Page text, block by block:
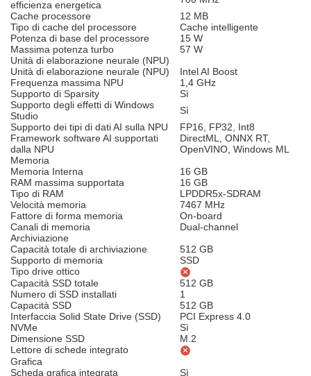
efficienza energetica
Cache processore
12 MB
Tipo di cache del processore
Cache intelligente
Potenza di base del processore
15 W
Massima potenza turbo
57 W
Unità di elaborazione neurale (NPU)
Unità di elaborazione neurale (NPU)
Intel AI Boost
Frequenza massima NPU
1,4 GHz
Supporto di Sparsity
Sì
Supporto degli effetti di Windows
Studio
Sì
Supporto dei tipi di dati AI sulla NPU
FP16, FP32, Int8
Framework software AI supportati
dalla NPU
DirectML, ONNX RT,
OpenVINO, Windows ML
Memoria
Memoria Interna
16 GB
RAM massima supportata
16 GB
Tipo di RAM
LPDDR5x-SDRAM
Velocità memoria
7467 MHz
Fattore di forma memoria
On-board
Canali di memoria
Dual-channel
Archiviazione
Capacità totale di archiviazione
512 GB
Supporto di memoria
SSD
Tipo drive ottico
Capacità SSD totale
512 GB
Numero di SSD installati
1
Capacità SSD
512 GB
Interfaccia Solid State Drive (SSD)
PCI Express 4.0
NVMe
Sì
Dimensione SSD
M.2
Lettore di schede integrato
Grafica
Scheda grafica integrata
Sì